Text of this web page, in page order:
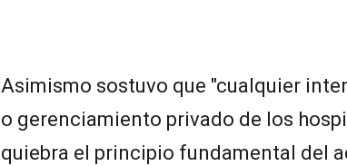
Asimismo sostuvo que "cualquier
o gerenciamiento privado de los
quiebra el principio fundamental del